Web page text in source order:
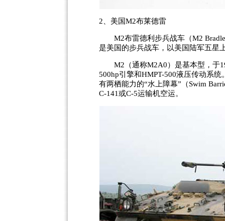
2、美国M2布莱德雷
M2布雷德利步兵战车（M2
是美国的步兵战车，以美国陆军五星
M2（通称M2A0）是基本型，于
500hp引擎和HMPT-500液压传动系
有两栖能力的“水上障幕”（Swim
C-141或C-5运输机空运。